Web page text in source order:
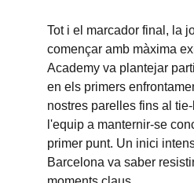
Tot i el marcador final, la
començar amb màxima
Academy va plantejar
en els primers
nostres parelles fins al
l'equip a manternir-se
primer punt. Un inici
Barcelona va saber